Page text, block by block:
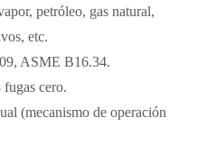
petróleo, gas natural,
etc.
ASME B16.34.
cero.
(mecanismo de operación